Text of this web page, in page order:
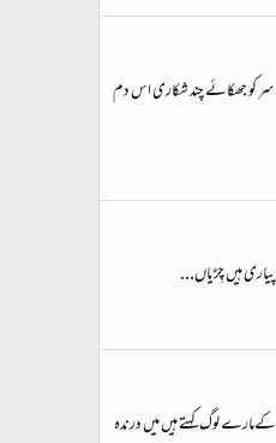
سر کو جھکائے چند شکاری اس دم
پیاری ہیں چِڑیاں...
کےمارے لوگ کہتے ہیں میں درندہ